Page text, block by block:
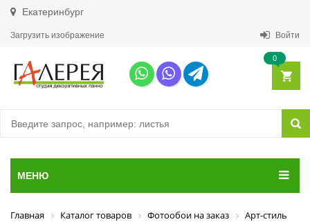
Екатеринбург
Загрузить изображение Войти
0
МЕНЮ
Главная Каталог товаров Фотообои на заказ
Арт-стиль